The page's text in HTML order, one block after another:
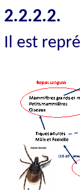
2.2.2.2.
Il est